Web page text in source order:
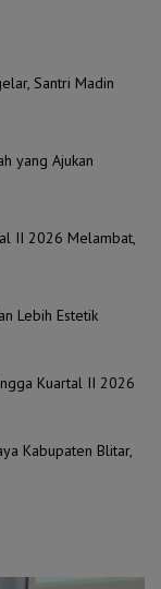
Santri Madin
yang Ajukan
II 2026 Melambat,
Lebih Estetik
Kuartal II 2026
Kabupaten Blitar,